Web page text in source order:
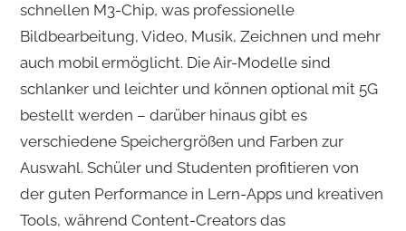
schnellen M3-Chip, was professionelle
Bildbearbeitung, Video, Musik, Zeichnen und mehr
auch mobil ermöglicht. Die Air-Modelle sind
schlanker und leichter und können optional mit 5G
bestellt werden – darüber hinaus gibt es
verschiedene Speichergrößen und Farben zur
Auswahl. Schüler und Studenten profitieren von
der guten Performance in Lern-Apps und kreativen
Tools, während Content-Creators das